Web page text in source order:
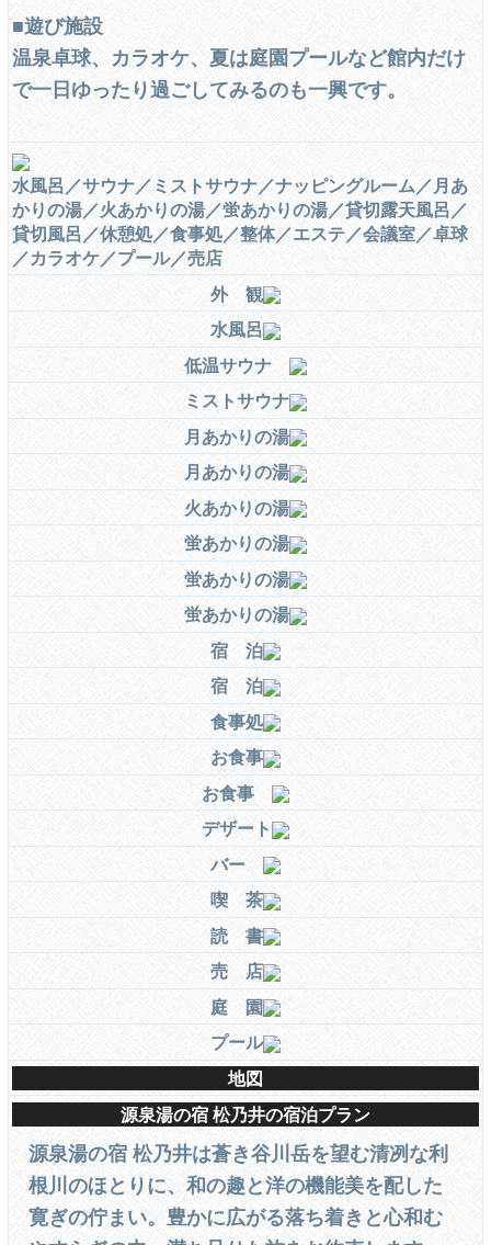
■遊び施設
温泉卓球、カラオケ、夏は庭園プールなど館内だけ
で一日ゆったり過ごしてみるのも一興です。
水風呂／サウナ／ミストサウナ／ナッピングルーム／月あ
かりの湯／火あかりの湯／蛍あかりの湯／貸切露天風呂／
貸切風呂／休憩処／食事処／整体／エステ／会議室／卓球
／カラオケ／プール／売店
外 観
水風呂
低温サウナ
ミストサウナ
月あかりの湯
月あかりの湯
火あかりの湯
蛍あかりの湯
蛍あかりの湯
蛍あかりの湯
宿 泊
宿 泊
食事処
お食事
お食事
デザート
バー
喫 茶
読 書
売 店
庭 園
プール
地図
源泉湯の宿 松乃井の宿泊プラン
源泉湯の宿 松乃井は蒼き谷川岳を望む清冽な利
根川のほとりに、和の趣と洋の機能美を配した
寛ぎの佇まい。豊かに広がる落ち着きと心和む